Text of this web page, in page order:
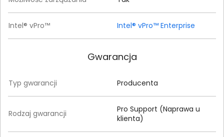
Intel® vPro™ Intel® vPro™ Enterprise
Gwarancja
Typ gwarancji Producenta
Rodzaj gwarancji
Pro Support (Naprawa u
klienta)